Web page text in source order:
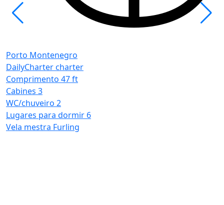
Porto Montenegro
DailyCharter charter
Comprimento 47 ft
Cabines 3
WC/chuveiro 2
Lugares para dormir 6
Vela mestra Furling